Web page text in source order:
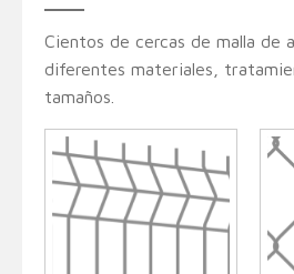
Cientos de cercas de malla de
diferentes materiales,
tamaños.